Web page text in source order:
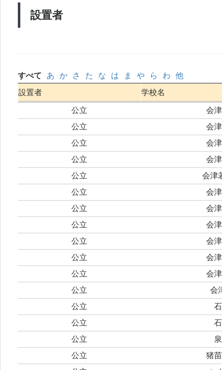
設置者
すべて あ か さ た な は ま や ら わ
他
設置者
学校名
公立
会
公立
会
公立
会
公立
会
公立
会津
公立
会
公立
会
公立
会
公立
会
公立
会
公立
会
公立
会
公立
公立
公立
公立
猪